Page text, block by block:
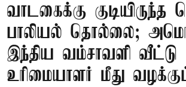
வாடகைக்கு
பாலியல் தொல்லை;
இந்திய வம்சாவளி வீட்டு
உரிமையாளர் மீது